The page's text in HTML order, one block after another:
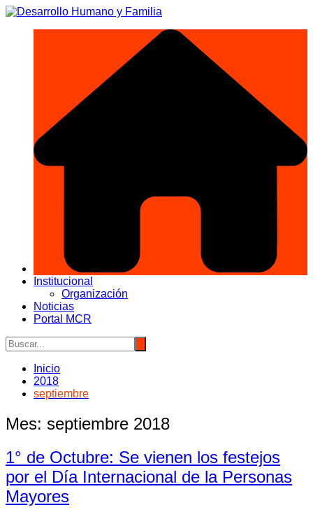
Skip
Institucional
Organización
Noticias
Portal MCR
Inicio
2018
septiembre
Mes: septiembre 2018
1° de Octubre: Se vienen los festejos
por el Día Internacional de la Personas
Mayores